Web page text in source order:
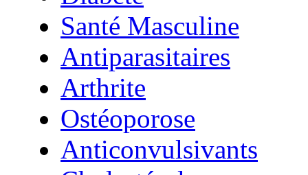
Santé Masculine
Antiparasitaires
Arthrite
Ostéoporose
Anticonvulsivants